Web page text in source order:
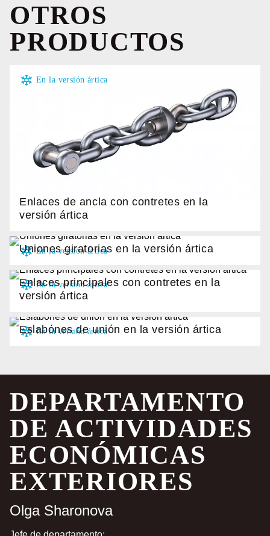
OTROS
PRODUCTOS
Enlaces de ancla con contretes en la
versión ártica
Uniones giratorias en la versión ártica
Enlaces principales con contretes en la
versión ártica
Eslabónes de unión en la versión ártica
DEPARTAMENTO
DE ACTIVIDADES
ECONÓMICAS
EXTERIORES
Olga Sharonova